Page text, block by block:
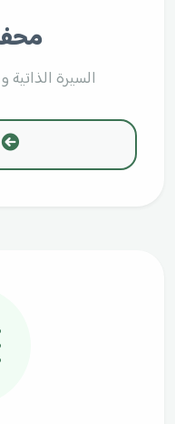
السيرة الذاتية